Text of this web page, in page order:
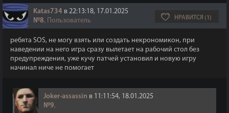
Katas734 в 22:13:18, 17.01.2025
№8, Пользователь НРАВИТСЯ (1)
ребята SOS, не могу взять или создать некрономикон, при
наведении на него игра сразу вылетает на рабочий стол без
предупреждения, уже кучу патчей установил и новую игру
начинал ниче не помогает
Joker-assassin в 11:11:54, 18.01.2025
№9,